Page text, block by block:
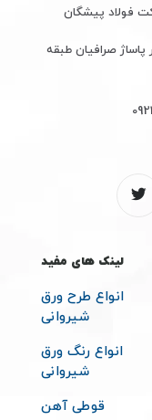
فولاد پیشگان
صرافیان طبقه
لینک های مفید
انواع طرح ورق
شیروانی
انواع رنگ ورق
شیروانی
قوطی آهن